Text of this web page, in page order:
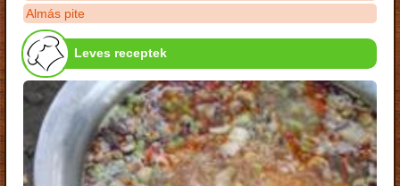
Almás pite
Leves receptek